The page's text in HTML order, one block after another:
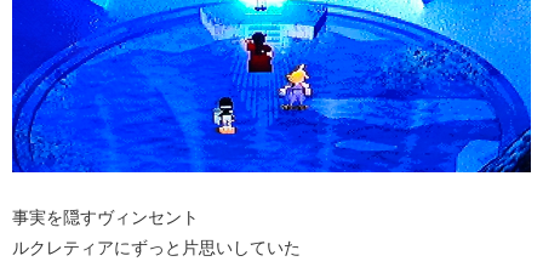
事実を隠すヴィンセント
ルクレティアにずっと片思いしていた